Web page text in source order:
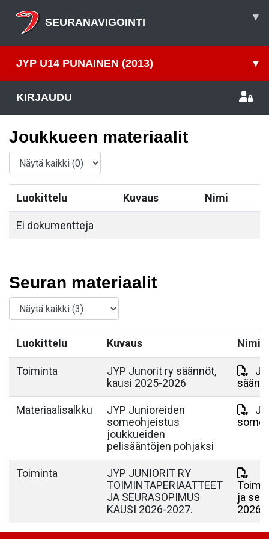
SEURANAVIGOINTI ▾
JYP U14 PUNAINEN (2013) ▾
KIRJAUDU
Joukkueen materiaalit
Luokittelu Kuvaus Nimi
Ei dokumentteja
Seuran materiaalit
Luokittelu Kuvaus Nimi
Toiminta
JYP Junorit ry säännöt,
kausi 2025-2026
Materiaalisalkku
JYP Junioreiden
someohjeistus
joukkueiden
pelisääntöjen pohjaksi
Toiminta
JYP JUNIORIT RY
TOIMINTAPERIAATTEET
JA SEURASOPIMUS
KAUSI 2026-2027.
ja
2026-